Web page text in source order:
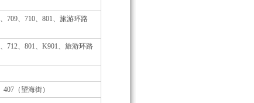
709、710、801、旅游环路
712、801、K901、旅游环路
（望海街）